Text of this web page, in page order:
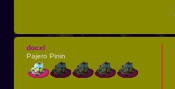
docxl
Pajero Pinin